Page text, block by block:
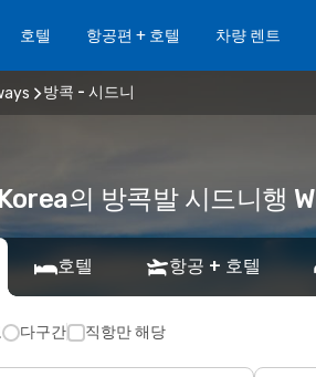
호텔 항공편 + 호텔 차량 렌트
방콕 - 시드니
의 방콕발 시드니행
호텔 항공 + 호텔
다구간 직항만 해당